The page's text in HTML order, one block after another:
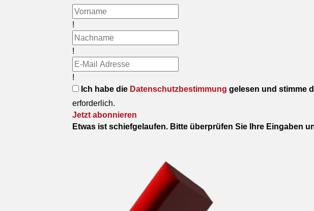
!
!
!
Ich habe die Datenschutzbestimmung gelesen und stimme
erforderlich.
Jetzt abonnieren
Etwas ist schiefgelaufen. Bitte überprüfen Sie Ihre Eingaben